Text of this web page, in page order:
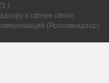
г.
в сфере связи,
(Роскомнадзор)